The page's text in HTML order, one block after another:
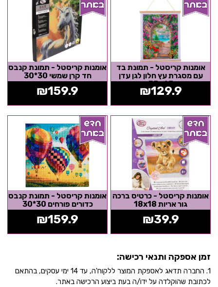
אומנות קריסטל - תמונת בד
עם מסגרת עץ חלון לגן עדן
35x45
₪129.9
אומנות קריסטל - תמונת קנבס
חד קרן שמשי 30*30
₪159.9
אומנות קריסטל - כרטיס ברכה
גור אריות 18x18
₪39.9
אומנות קריסטל - תמונת קנבס
כדורים פורחים 30*30
₪159.9
זמן אספקה ותנאי רכישה:
1. החברה תדאג לאספקת המוצר ללקוח'ה, עד 14 ימי עסקים, בהתאם
לכתובת שהוקלדה על ידו/ה בעת ביצוע הרכישה באתר.